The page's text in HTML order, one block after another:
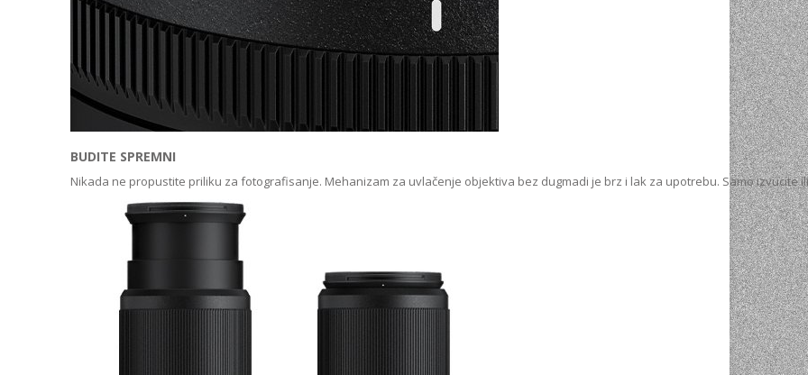
BUDITE SPREMNI
Nikada ne propustite priliku za fotografisanje. Mehanizam za uvlačenje objektiva bez dugmadi je brz i lak za upotrebu. Samo izvucite